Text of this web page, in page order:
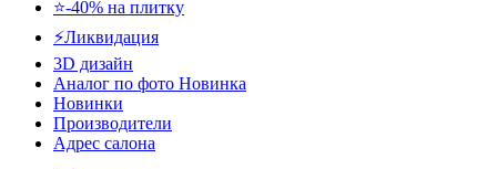
⭐-40% на плитку
⚡️Ликвидация
3D дизайн
Аналог по фото Новинка
Новинки
Производители
Адрес салона